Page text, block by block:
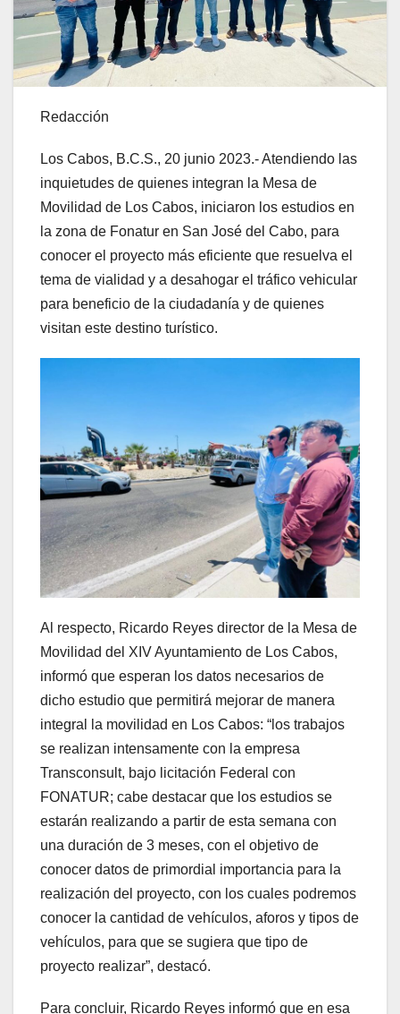
Redacción
Los Cabos, B.C.S., 20 junio 2023.- Atendiendo las
inquietudes de quienes integran la Mesa de
Movilidad de Los Cabos, iniciaron los estudios en
la zona de Fonatur en San José del Cabo, para
conocer el proyecto más eficiente que resuelva el
tema de vialidad y a desahogar el tráfico vehicular
para beneficio de la ciudadanía y de quienes
visitan este destino turístico.
Al respecto, Ricardo Reyes director de la Mesa de
Movilidad del XIV Ayuntamiento de Los Cabos,
informó que esperan los datos necesarios de
dicho estudio que permitirá mejorar de manera
integral la movilidad en Los Cabos: “los trabajos
se realizan intensamente con la empresa
Transconsult, bajo licitación Federal con
FONATUR; cabe destacar que los estudios se
estarán realizando a partir de esta semana con
una duración de 3 meses, con el objetivo de
conocer datos de primordial importancia para la
realización del proyecto, con los cuales podremos
conocer la cantidad de vehículos, aforos y tipos de
vehículos, para que se sugiera que tipo de
proyecto realizar”, destacó.
Para concluir, Ricardo Reyes informó que en esa